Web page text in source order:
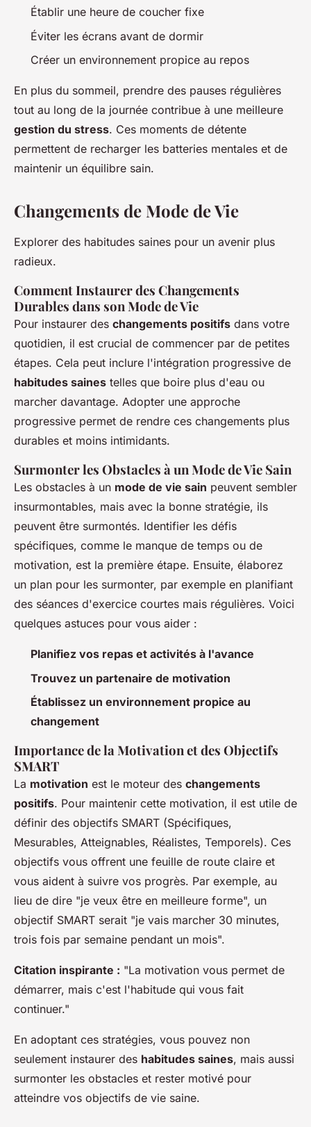
Établir une heure de coucher fixe
Éviter les écrans avant de dormir
Créer un environnement propice au repos
En plus du sommeil, prendre des pauses régulières
tout au long de la journée contribue à une meilleure
gestion du stress. Ces moments de détente
permettent de recharger les batteries mentales et de
maintenir un équilibre sain.
Changements de Mode de Vie
Explorer des habitudes saines pour un avenir plus
radieux.
Comment Instaurer des Changements
Durables dans son Mode de Vie
Pour instaurer des changements positifs dans votre
quotidien, il est crucial de commencer par de petites
étapes. Cela peut inclure l'intégration progressive de
habitudes saines telles que boire plus d'eau ou
marcher davantage. Adopter une approche
progressive permet de rendre ces changements plus
durables et moins intimidants.
Surmonter les Obstacles à un Mode de Vie Sain
Les obstacles à un mode de vie sain peuvent sembler
insurmontables, mais avec la bonne stratégie, ils
peuvent être surmontés. Identifier les défis
spécifiques, comme le manque de temps ou de
motivation, est la première étape. Ensuite, élaborez
un plan pour les surmonter, par exemple en planifiant
des séances d'exercice courtes mais régulières. Voici
quelques astuces pour vous aider :
Planifiez vos repas et activités à l'avance
Trouvez un partenaire de motivation
Établissez un environnement propice au
changement
Importance de la Motivation et des Objectifs
SMART
La motivation est le moteur des changements
positifs. Pour maintenir cette motivation, il est utile de
définir des objectifs SMART (Spécifiques,
Mesurables, Atteignables, Réalistes, Temporels). Ces
objectifs vous offrent une feuille de route claire et
vous aident à suivre vos progrès. Par exemple, au
lieu de dire "je veux être en meilleure forme", un
objectif SMART serait "je vais marcher 30 minutes,
trois fois par semaine pendant un mois".
Citation inspirante : "La motivation vous permet de
démarrer, mais c'est l'habitude qui vous fait
continuer."
En adoptant ces stratégies, vous pouvez non
seulement instaurer des habitudes saines, mais aussi
surmonter les obstacles et rester motivé pour
atteindre vos objectifs de vie saine.